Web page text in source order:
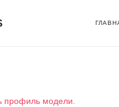
профиль модели.